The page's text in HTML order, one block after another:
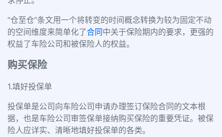
“仓至仓”条文用一个将转变的时间概念转换为较为固定不动
的空间维度来简单化了合同中关于保险期内的要求，更强的
权益了车险公司和被保险人的权益。
购买保险
1.填好投保单
投保单是公司向车险公司申请办理签订保险合同的文本根
据，也是车险公司审签保单接纳购买保险的重要凭证。被保
险人应详实、清晰地填好投保单的各类。